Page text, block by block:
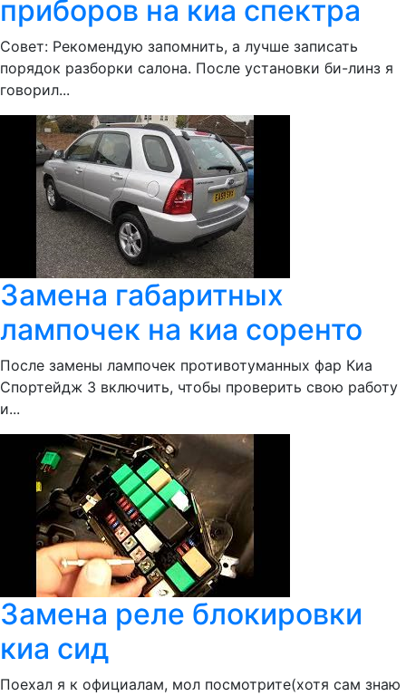
приборов на киа спектра
Совет: Рекомендую запомнить, а лучше записать
порядок разборки салона. После установки би-линз я
говорил...
Замена габаритных
лампочек на киа соренто
После замены лампочек противотуманных фар Киа
Спортейдж 3 включить, чтобы проверить свою работу
и...
Замена реле блокировки
киа сид
Поехал я к официалам, мол посмотрите(хотя сам знаю